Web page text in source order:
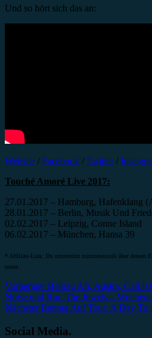
Und so hört sich das an:
Website / Facebook / Twitter/
Touché Amoré Live 2017:
27.01.2017 – Hamburg, Hafenklang
28.01.2017 – Berlin, Musik Und
02.02.2017 – Leipzig, Conne Island
06.02.2017 – München, Hansa 39
* Affiliate-Link: Du unterstützt minutenmusik über deinen
teurer.
Beitragsnavigation
Vorheriger Beitrag Afi, Austra, Call It
Noise und Run The Jewels –
Nächster Beitrag Auf Tour: A Day To
Social Media.